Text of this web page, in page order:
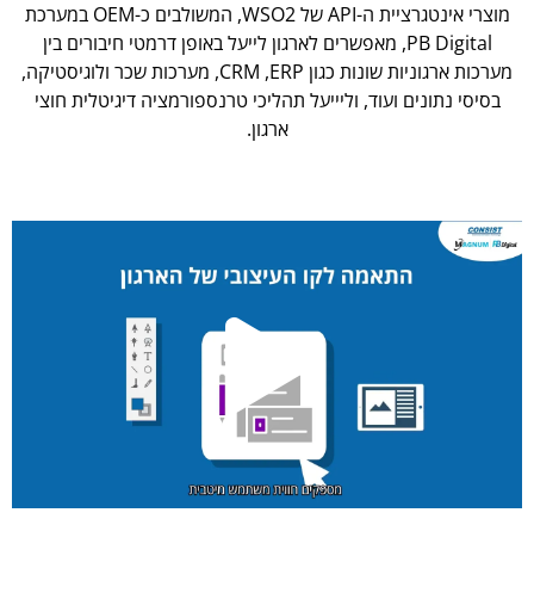
מוצרי אינטגרציית ה-API של WSO2, המשולבים כ-OEM במערכת
PB Digital, מאפשרים לארגון לייעל באופן דרמטי חיבורים בין
מערכות ארגוניות שונות כגון CRM ,ERP, מערכות שכר ולוגיסטיקה,
בסיסי נתונים ועוד, וליייעל תהליכי טרנספורמציה דיגיטלית חוצי
ארגון.